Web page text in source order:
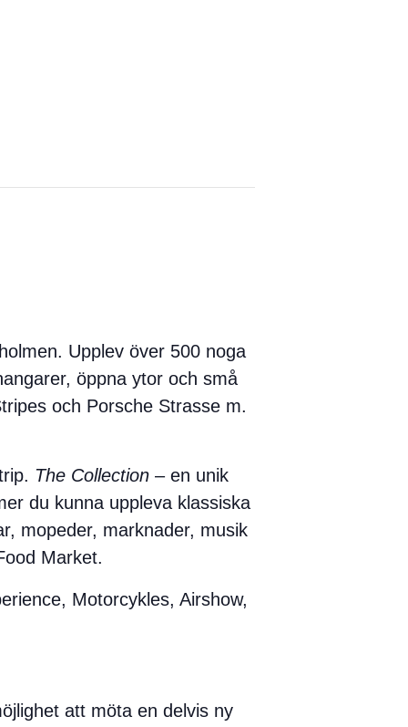
Upplev över 500 noga
öppna ytor och små
och Porsche Strasse m.
The Collection – en unik
du kunna uppleva klassiska
mopeder, marknader, musik
Market.
Motorcykles, Airshow,
att möta en delvis ny